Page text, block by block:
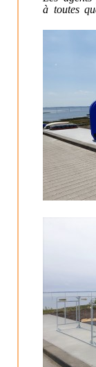
à toutes